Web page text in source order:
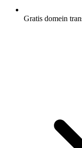
Gratis domein